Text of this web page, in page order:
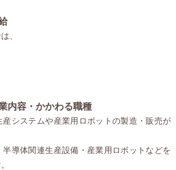
、
内容・かかわる職種
システムや産業用ロボットの製造・販売が
半導体関連生産設備・産業用ロボットなどを